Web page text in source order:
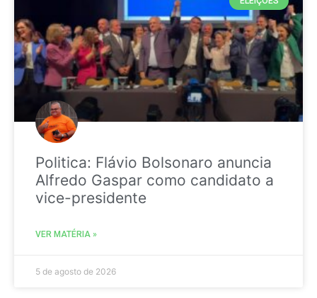
Politica: Flávio Bolsonaro anuncia
Alfredo Gaspar como candidato a
vice-presidente
VER MATÉRIA »
5 de agosto de 2026